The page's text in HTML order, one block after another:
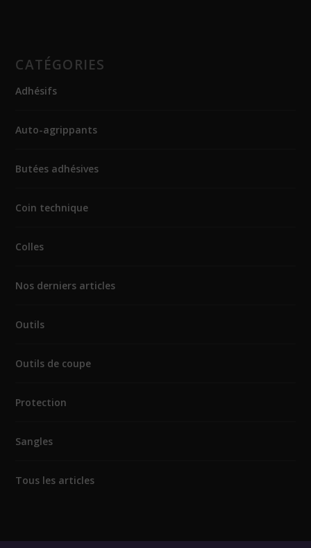
CATÉGORIES
Adhésifs
Auto-agrippants
Butées adhésives
Coin technique
Colles
Nos derniers articles
Outils
Outils de coupe
Protection
Sangles
Tous les articles